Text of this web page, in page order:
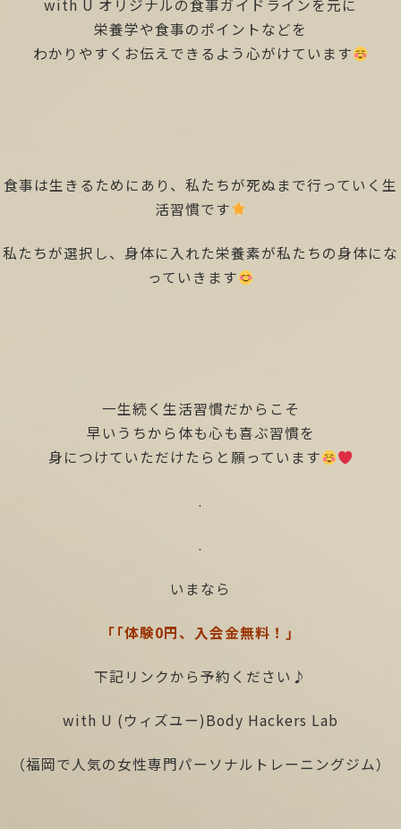
with U オリジナルの食事ガイドラインを元に
栄養学や食事のポイントなどを
わかりやすくお伝えできるよう心がけています
食事は生きるためにあり、私たちが死ぬまで行っていく生
活習慣です
私たちが選択し、身体に入れた栄養素が私たちの身体にな
っていきます
一生続く生活習慣だからこそ
早いうちから体も心も喜ぶ習慣を
身につけていただけたらと願っています
.
.
いまなら
「「体験0円、入会金無料！」
下記リンクから予約ください♪
with U (ウィズユー)Body Hackers Lab
（福岡で人気の女性専門パーソナルトレーニングジム）